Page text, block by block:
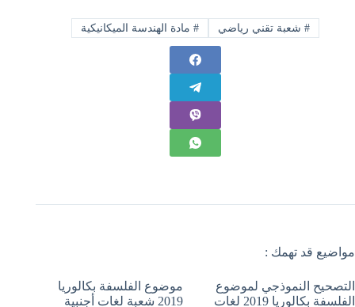
# شعبة تقني رياضي #مادة الهندسة الميكانيكية
مواضيع قد تهمك :
التصحيح النموذجي لموضوع
الفلسفة بكالوريا 2019 لغات
موضوع الفلسفة بكالوريا
2019 شعبة لغات أجنبية